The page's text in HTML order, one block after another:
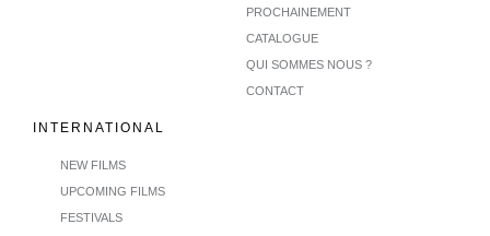
PROCHAINEMENT
CATALOGUE
QUI SOMMES NOUS ?
CONTACT
INTERNATIONAL
NEW FILMS
UPCOMING FILMS
FESTIVALS